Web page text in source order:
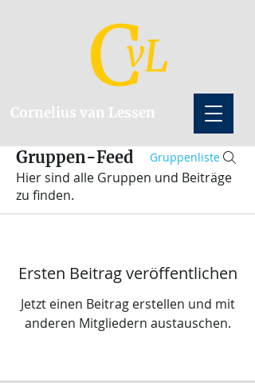
Cornelius van Lessen
Gruppen-Feed Gruppenliste
Hier sind alle Gruppen und Beiträge
zu finden.
Ersten Beitrag veröffentlichen
Jetzt einen Beitrag erstellen und mit
anderen Mitgliedern austauschen.